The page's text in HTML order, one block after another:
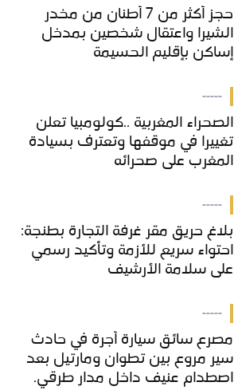
حجز أكثر من 7 أطنان من مخدر
الشيرا واعتقال شخصين بمدخل
إساكن بإقليم الحسيمة
-----
الصحراء المغربية ..كولومبيا تعلن
تغييرا في موقفها وتعترف بسيادة
المغرب على صحرائه
-----
بلاغ حريق مقر غرفة التجارة بطنجة:
احتواء سريع للأزمة وتأكيد رسمي
على سلامة الأرشيف
-----
مصرع سائق سيارة أجرة في حادث
سير مروع بين تطوان ومارتيل بعد
اصطدام عنيف داخل مدار طرقي.